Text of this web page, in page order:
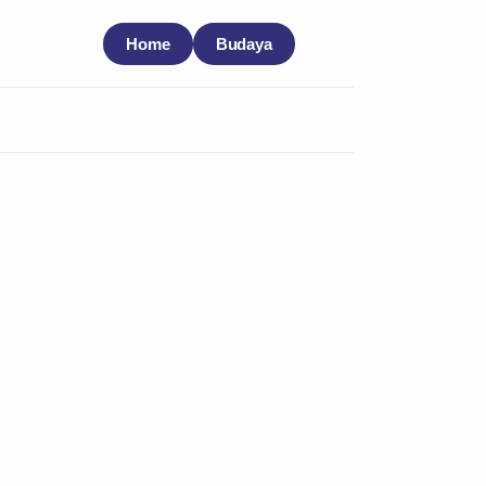
Home Budaya